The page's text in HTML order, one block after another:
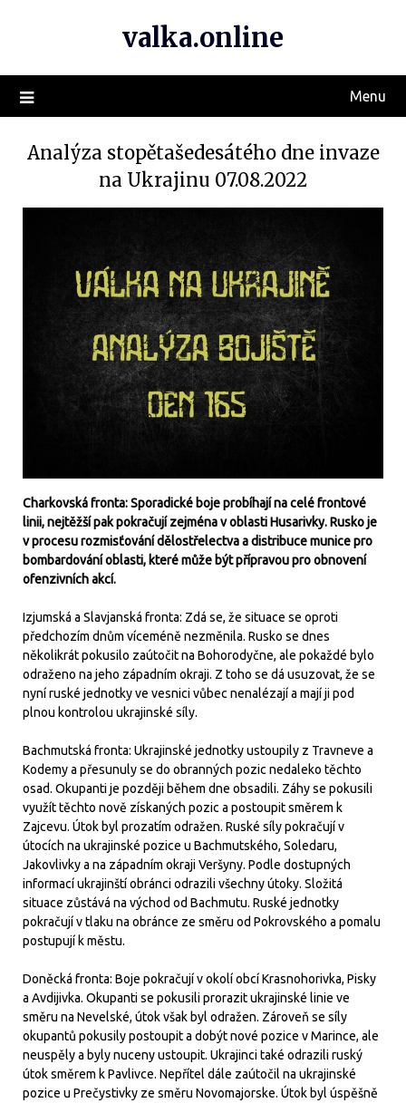
valka.online
Menu
Analýza stopětašedesátého dne invaze
na Ukrajinu 07.08.2022
Charkovská fronta: Sporadické boje probíhají na celé frontové
linii, nejtěžší pak pokračují zejména v oblasti Husarivky. Rusko je
v procesu rozmisťování dělostřelectva a distribuce munice pro
bombardování oblasti, které může být přípravou pro obnovení
ofenzivních akcí.
Izjumská a Slavjanská fronta: Zdá se, že situace se oproti
předchozím dnům víceméně nezměnila. Rusko se dnes
několikrát pokusilo zaútočit na Bohorodyčne, ale pokaždé bylo
odraženo na jeho západním okraji. Z toho se dá usuzovat, že se
nyní ruské jednotky ve vesnici vůbec nenalézají a mají ji pod
plnou kontrolou ukrajinské síly.
Bachmutská fronta: Ukrajinské jednotky ustoupily z Travneve a
Kodemy a přesunuly se do obranných pozic nedaleko těchto
osad. Okupanti je později během dne obsadili. Záhy se pokusili
využít těchto nově získaných pozic a postoupit směrem k
Zajcevu. Útok byl prozatím odražen. Ruské síly pokračují v
útocích na ukrajinské pozice u Bachmutského, Soledaru,
Jakovlivky a na západním okraji Veršyny. Podle dostupných
informací ukrajinští obránci odrazili všechny útoky. Složitá
situace zůstává na východ od Bachmutu. Ruské jednotky
pokračují v tlaku na obránce ze směru od Pokrovského a pomalu
postupují k městu.
Doněcká fronta: Boje pokračují v okolí obcí Krasnohorivka, Pisky
a Avdijivka. Okupanti se pokusili prorazit ukrajinské linie ve
směru na Nevelské, útok však byl odražen. Zároveň se síly
okupantů pokusily postoupit a dobýt nové pozice v Marince, ale
neuspěly a byly nuceny ustoupit. Ukrajinci také odrazili ruský
útok směrem k Pavlivce. Nepřítel dále zaútočil na ukrajinské
pozice u Prečystivky ze směru Novomajorske. Útok byl úspěšně